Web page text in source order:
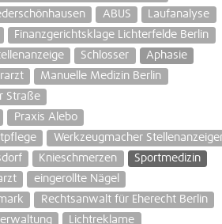
ABUS
Laufanalyse
Finanzgerichtsklage Lichterfelde Berlin
Schlosser
Aphasie
Manuelle Medizin Berlin
Straße
Praxis Alebo
Werkzeugmacher
Knieschmerzen
Sportmedizin
eingerollte Nägel
Rechtsanwalt für Eherecht Berlin
Lichtreklame